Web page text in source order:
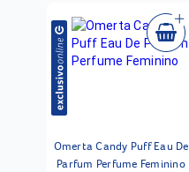
Omerta Candy Puff Eau De
Parfum Perfume Feminino